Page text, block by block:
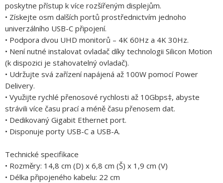
poskytne přístup k více rozšířeným displejům.
• Získejte osm dalších portů prostřednictvím jednoho
univerzálního USB-C připojení.
• Podpora dvou UHD monitorů – 4K 60Hz a 4K 30Hz.
• Není nutné instalovat ovladač díky technologii Silicon Motion
(k dispozici je stahovatelný ovladač).
• Udržujte svá zařízení napájená až 100W pomocí Power
Delivery.
• Využijte rychlé přenosové rychlosti až 10Gbps‡, abyste
strávili více času prací a méně času přenosem dat.
• Dedikovaný Gigabit Ethernet port.
• Disponuje porty USB-C a USB-A.
Technické specifikace
• Rozměry: 14,8 cm (D) x 6,8 cm (Š) x 1,9 cm (V)
• Délka připojeného kabelu: 22 cm